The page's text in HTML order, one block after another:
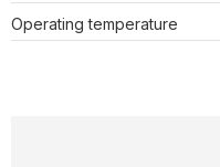
Operating temperature